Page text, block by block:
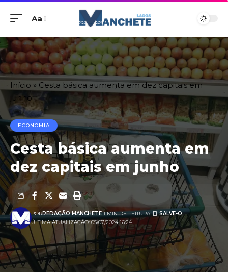
Aa
Início » Cesta básica aumenta em dez capitais em
junho
ECONOMIA
Cesta básica aumenta em
dez capitais em junho
ÚLTIMA ATUALIZAÇÃO: 05/07/2024 16:24
PORREDAÇÃO MANCHETE 1 MIN DE LEITURA